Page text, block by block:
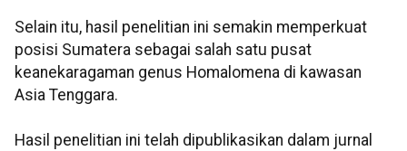
Selain itu, hasil penelitian ini semakin memperkuat
posisi Sumatera sebagai salah satu pusat
keanekaragaman genus Homalomena di kawasan
Asia Tenggara.
Hasil penelitian ini telah dipublikasikan dalam jurnal